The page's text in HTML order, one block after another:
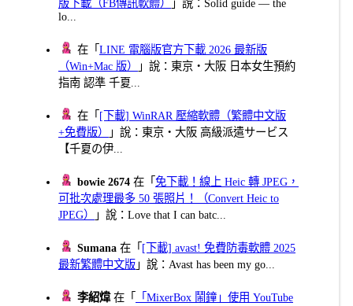
版下載（FB傳訊軟體）
」說：Solid guide — the
lo...
在「LINE 電腦版官方下載 2026 最新版
（Win+Mac 版）
」說：東京・大阪 日本女生預約
指南 認準 千夏...
在「 [下載] WinRAR 壓縮軟體（繁體中文版
+免費版）
」說：東京・大阪 高級派遣サービス
【千夏の伊...
bowie 2674 在「免下載！線上 Heic 轉 JPEG，
可批次處理最多 50 張照片！（Convert Heic to
JPEG）
」說：Love that I can batc...
Sumana 在「 [下載] avast! 免費防毒軟體 2025
最新繁體中文版 」說：Avast has been my go...
李紹煒在「
「MixerBox 鬧鐘」使用 YouTube